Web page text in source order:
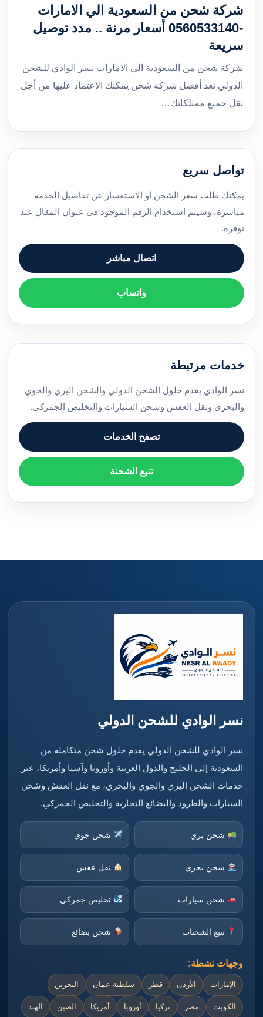
شركة شحن من السعودية الي الامارات
-0560533140 أسعار مرنة .. مدد توصيل
سريعة
شركة شحن من السعودية الي الامارات نسر الوادي للشحن
الدولي تعد أفضل شركة شحن يمكنك الاعتماد عليها من أجل
نقل جميع ممتلكاتك…
تواصل سريع
يمكنك طلب سعر الشحن أو الاستفسار عن تفاصيل الخدمة
مباشرة، وسيتم استخدام الرقم الموجود في عنوان المقال عند
توفره.
اتصال مباشر
واتساب
خدمات مرتبطة
نسر الوادي يقدم حلول الشحن الدولي والشحن البري والجوي
والبحري ونقل العفش وشحن السيارات والتخليص الجمركي.
تصفح الخدمات
تتبع الشحنة
نسر الوادي للشحن الدولي
نسر الوادي للشحن الدولي يقدم حلول شحن متكاملة من
السعودية إلى الخليج والدول العربية وأوروبا وآسيا وأمريكا، عبر
خدمات الشحن البري والجوي والبحري، مع نقل العفش وشحن
السيارات والطرود والبضائع التجارية والتخليص الجمركي.
شحن بري شحن جوي
شحن بحري نقل عفش
شحن سيارات تخليص جمركي
تتبع الشحنات شحن بضائع
وجهات نشطة:
الإمارات الأردن قطر سلطنة عمان البحرين
الكويت مصر تركيا أوروبا أمريكا الصين الهند